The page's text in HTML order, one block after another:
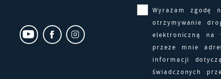
Wyrażam zgodę
otrzymywanie
elektroniczną na
przeze mnie
informacji
świadczonych